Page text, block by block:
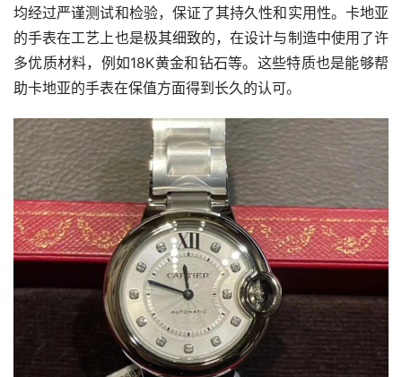
均经过严谨测试和检验，保证了其持久性和实用性。卡地亚
的手表在工艺上也是极其细致的，在设计与制造中使用了许
多优质材料，例如18K黄金和钻石等。这些特质也是能够帮
助卡地亚的手表在保值方面得到长久的认可。